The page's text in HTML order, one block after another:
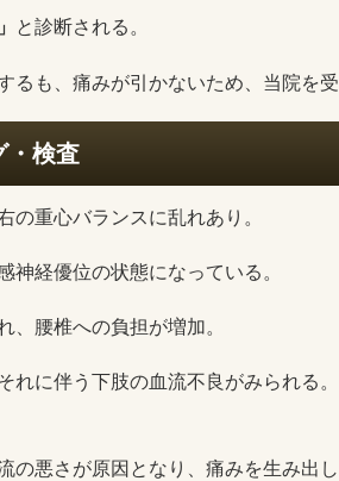
と診断される。
るも、痛みが引かないため、当院を
・検査
の重心バランスに乱れあり。
神経優位の状態になっている。
、腰椎への負担が増加。
れに伴う下肢の血流不良がみられる
の悪さが原因となり、痛みを生み出